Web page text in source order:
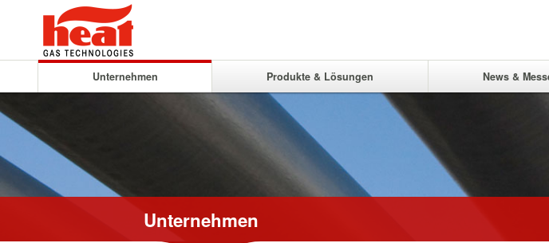
Unternehmen Produkte & Lösungen News &
Unternehmen